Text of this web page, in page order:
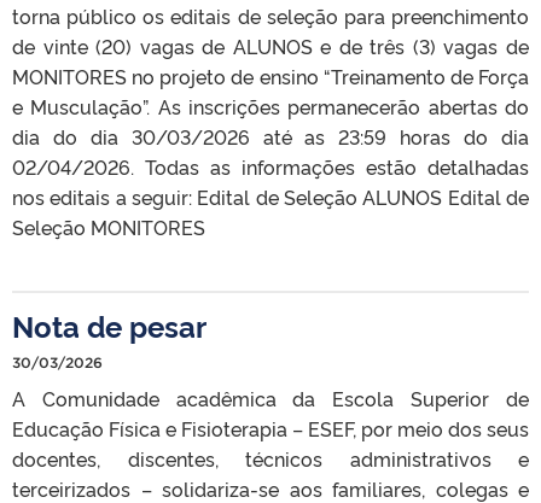
torna público os editais de seleção para preenchimento
de vinte (20) vagas de ALUNOS e de três (3) vagas de
MONITORES no projeto de ensino “Treinamento de Força
e Musculação”. As inscrições permanecerão abertas do
dia do dia 30/03/2026 até as 23:59 horas do dia
02/04/2026. Todas as informações estão detalhadas
nos editais a seguir: Edital de Seleção ALUNOS Edital de
Seleção MONITORES
Nota de pesar
30/03/2026
A Comunidade acadêmica da Escola Superior de
Educação Física e Fisioterapia – ESEF, por meio dos seus
docentes, discentes, técnicos administrativos e
terceirizados – solidariza-se aos familiares, colegas e